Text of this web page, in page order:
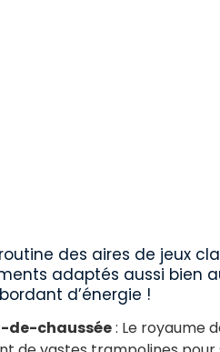
des aires de jeux
adaptés aussi bien
d’énergie !
de-chaussée: Le royaume